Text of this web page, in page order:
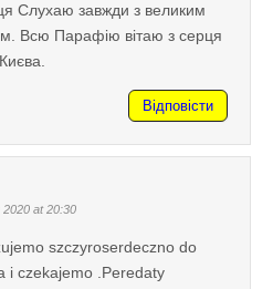
Слухаю завжди з великим
Всю Парафію вітаю з серця
Відповісти
2020 at 20:30
szczyroserdeczno do
i czekajemo .Peredaty